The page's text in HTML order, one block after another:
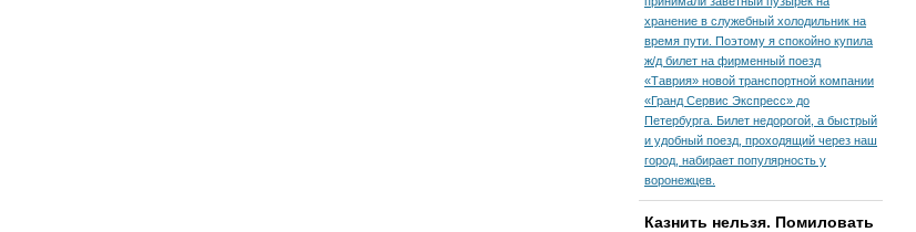
хранение в служебный холодильник на
время пути. По­этому я спокойно купила
ж/д билет на фирменный поезд
«Таврия» новой транспортной компании
«Гранд Сервис Экспресс» до
Петербурга. Билет недорогой, а быстрый
и удобный поезд, проходящий через наш
город, набирает популярность у
воронежцев.
Казнить нельзя. Помиловать